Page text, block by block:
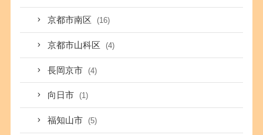
京都市南区 (16)
京都市山科区 (4)
長岡京市 (4)
向日市 (1)
福知山市 (5)